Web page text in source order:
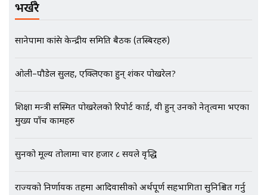
|| THE REPORTER ||
गोप्य अडियो र म्यासेज, गृह मन्त्रालय
कनेक्सन ! || VISIT VISA SCAM
भर्खरै
सानेपामा कांग्रेस केन्द्रीय समिति बैठक (तस्बिरहरु)
ओली–पौडेल सुलह, एक्लिएका हुन् शंकर पोखरेल?
शिक्षा मन्त्री सस्मित पोखरेलको रिपोर्ट कार्ड, यी हुन् उनको नेतृत्वमा भएका
मुख्य पाँच कामहरु
सुनको मूल्य तोलामा चार हजार ८ सयले वृद्धि
राज्यको निर्णायक तहमा आदिवासीको अर्थपूर्ण सहभागिता सुनिश्चित गर्नु